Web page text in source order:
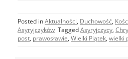
Posted inAktualności, Duchowość,
Asyryjczyków TaggedAsyryjczycy,
post, prawosławie, Wielki Piątek, wielki